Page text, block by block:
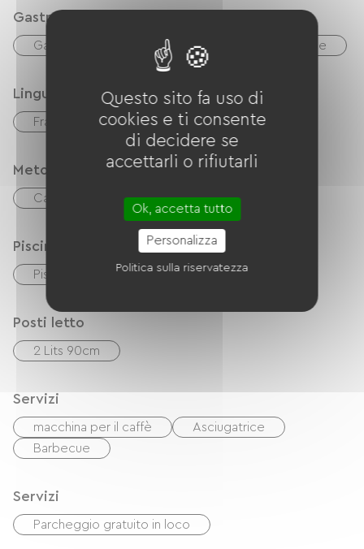
Gastronomia
Gastronomia Réfrigérateur Microonde
Lingue
Français inglese
Metodi di pagamento
Carta di credito
Piscina
Piscina in comune con il proprietario
Posti letto
2 Lits 90cm
Servizi
macchina per il caffè
Asciugatrice
Barbecue
Servizi
Parcheggio gratuito in loco
Questo sito fa uso di
cookies e ti consente
di decidere se
accettarli o rifiutarli
Ok, accetta tutto
Personalizza
Politica sulla riservatezza